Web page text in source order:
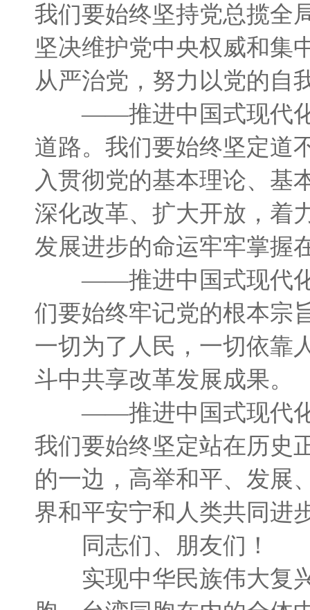
我们要始终坚持党总揽全
坚决维护党中央权威和集
从严治党，努力以党的自
——推进中国式现代化
道路。我们要始终坚定道
入贯彻党的基本理论、基
深化改革、扩大开放，着
发展进步的命运牢牢掌握
——推进中国式现代化
们要始终牢记党的根本宗
一切为了人民，一切依靠
斗中共享改革发展成果。
——推进中国式现代化
我们要始终坚定站在历史
的一边，高举和平、发展
界和平安宁和人类共同进
同志们、朋友们！
实现中华民族伟大复兴